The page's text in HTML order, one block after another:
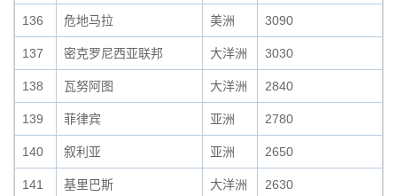
136 危地马拉 美洲 3090
137 密克罗尼西亚联邦 大洋洲 3030
138 瓦努阿图 大洋洲 2840
139 菲律宾 亚洲 2780
140 叙利亚 亚洲 2650
141 基里巴斯 大洋洲 2630